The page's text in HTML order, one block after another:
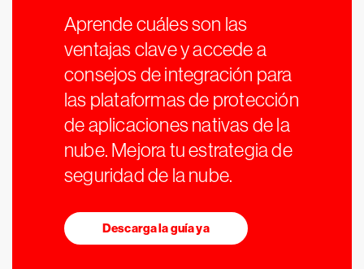
Aprende cuáles son las
ventajas clave y accede a
consejos de integración para
las plataformas de protección
de aplicaciones nativas de la
nube. Mejora tu estrategia de
seguridad de la nube.
Descarga la guía ya